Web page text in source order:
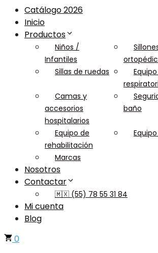
Catálogo 2026
Inicio
Productos
Niños /
Infantiles
Sillas de ruedas
Camas y
accesorios
hospitalarios
baño
Equipo de
rehabilitación
Marcas
Nosotros
Contactar
🇲🇽 (55) 78 55 31 84
Mi cuenta
Blog
0